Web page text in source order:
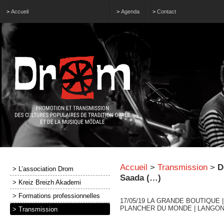
> Accueil > Agenda > Contact
> L’association Drom
> Kreiz Breizh Akademi
> Formations professionnelles
> Transmission
Accueil > Transmission >
Saada (…)
17/05/19 LA GRANDE BOUTIQUE
PLANCHER DU MONDE |